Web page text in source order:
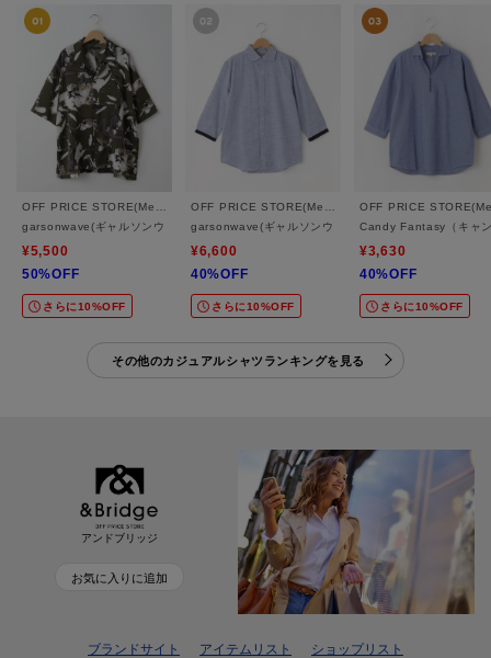
garsonwave(ギャルソンウェーブ) モードアロハプリントオープンカラーシャツ【
¥5,500
50%OFF
さらに10%OFF
garsonwave(ギャルソンウェーブ) 綿麻素材チェックア
¥6,600
40%OFF
さらに10%OFF
Candy Fantasy（キャ
¥3,630
40%OFF
さらに10%OFF
その他のカジュアルシャツランキングを見る
アンドブリッジ
お気に入りに追加
ブランドサイト アイテムリスト ショップリスト